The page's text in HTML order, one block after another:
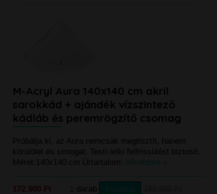
M-Acryl Aura 140x140 cm akril
sarokkád + ajándék vízszintező
kádláb és peremrögzítő csomag
Próbálja ki, az Aura nemcsak megtisztít, hanem
körülölel és simogat. Testi-lelki felfrissülést biztosít.
Méret:140x140 cm Űrtartalom:
bővebben »
172.900 Ft darab Kosárba